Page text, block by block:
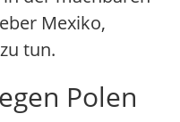
Mexiko,
tun.
Polen